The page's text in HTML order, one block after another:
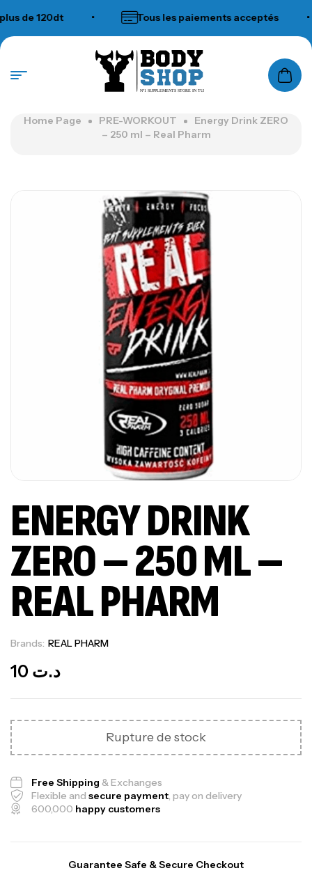
de 120dt Tous les paiements acceptés
N°1 SUPPLEMENTS STORE IN TUNISIA
Home Page PRE-WORKOUT
Energy Drink ZERO
– 250 ml – Real Pharm
ENERGY DRINK
ZERO – 250 ML –
REAL PHARM
Brands: REAL PHARM
د.ت
Rupture de stock
Free Shipping & Exchanges
Flexible and secure payment, pay on delivery
600,000 happy customers
Guarantee Safe & Secure Checkout